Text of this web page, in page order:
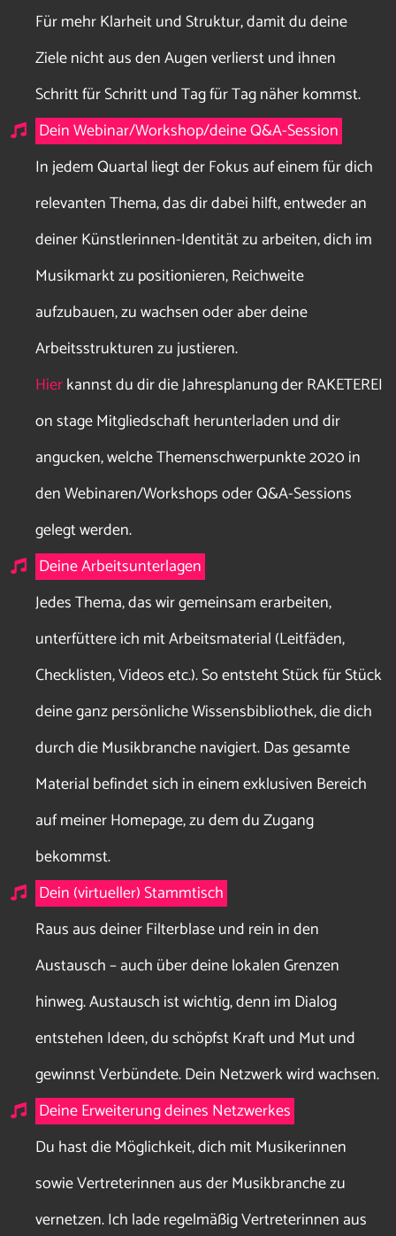
Für mehr Klarheit und Struktur, damit du deine
Ziele nicht aus den Augen verlierst und ihnen
Schritt für Schritt und Tag für Tag näher kommst.
Dein Webinar/Workshop/deine Q&A-Session
In jedem Quartal liegt der Fokus auf einem für dich
relevanten Thema, das dir dabei hilft, entweder an
deiner Künstlerinnen-Identität zu arbeiten, dich im
Musikmarkt zu positionieren, Reichweite
aufzubauen, zu wachsen oder aber deine
Arbeitsstrukturen zu justieren.
Hierkannst du dir die Jahresplanung der RAKETEREI
on stage Mitgliedschaft herunterladen und dir
angucken,welche Themenschwerpunkte 2020 in
den Webinaren/Workshops oder Q&A-Sessions
gelegt werden.
Deine Arbeitsunterlagen
Jedes Thema, das wir gemeinsam erarbeiten,
unterfüttere ich mit Arbeitsmaterial (Leitfäden,
Checklisten, Videos etc.). So entsteht Stück für Stück
deine ganz persönliche Wissensbibliothek, die dich
durch die Musikbranche navigiert. Das gesamte
Material befindet sich in einem exklusiven Bereich
auf meiner Homepage, zu dem du Zugang
bekommst.
Dein (virtueller) Stammtisch
Raus aus deiner Filterblase und rein in den
Austausch – auch über deine lokalen Grenzen
hinweg. Austausch ist wichtig, denn im Dialog
entstehen Ideen, du schöpfst Kraft und Mut und
gewinnst Verbündete. Dein Netzwerk wird wachsen.
Deine Erweiterung deines Netzwerkes
Du hast die Möglichkeit, dich mit Musikerinnen
sowie Vertreterinnen aus der Musikbranche zu
vernetzen. Ich lade regelmäßig Vertreterinnen aus